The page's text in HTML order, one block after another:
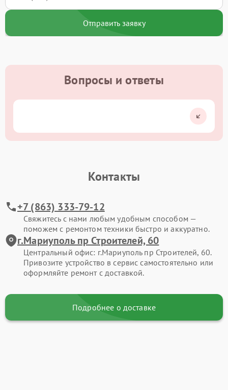
Отправить заявку
Вопросы и ответы
Контакты
+7 (863) 333-79-12
Свяжитесь с нами любым удобным способом —
поможем с ремонтом техники быстро и аккуратно.
г.Мариуполь пр Строителей, 60
Центральный офис: г.Мариуполь пр Строителей, 60.
Привозите устройство в сервис самостоятельно или
оформляйте ремонт с доставкой.
Подробнее о доставке